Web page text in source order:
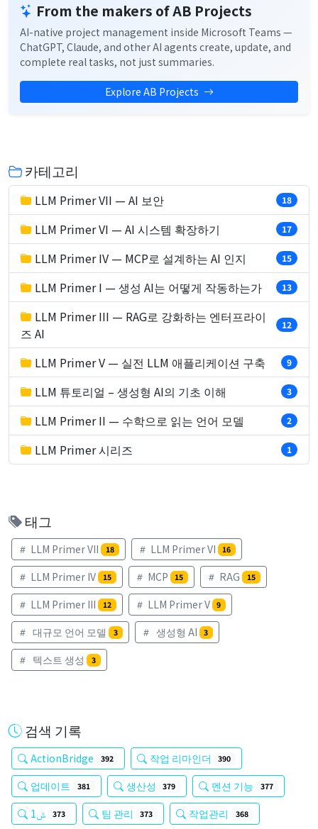
From the makers of AB Projects
AI-native project management inside Microsoft Teams —
ChatGPT, Claude, and other AI agents create, update, and
complete real tasks, not just summaries.
Explore AB Projects
카테고리
LLM Primer VII — AI 보안 18
LLM Primer VI — AI 시스템 확장하기 17
LLM Primer IV — MCP로 설계하는 AI 인지 15
LLM Primer I — 생성 AI는 어떻게 작동하는가 13
LLM Primer III — RAG로 강화하는 엔터프라이
즈 AI
12
LLM Primer V — 실전 LLM 애플리케이션 구축 9
LLM 튜토리얼 – 생성형 AI의 기초 이해 3
LLM Primer II — 수학으로 읽는 언어 모델 2
LLM Primer 시리즈 1
태그
LLM Primer VII 18 LLM Primer VI 16
LLM Primer IV 15 MCP 15 RAG 15
LLM Primer III 12 LLM Primer V 9
대규모 언어 모델 3 생성형 AI 3
텍스트 생성 3
검색 기록
ActionBridge 392 작업 리마인더 390
업데이트 381 생산성 379 멘션 기능 377
373 팀 관리 373 작업관리 368